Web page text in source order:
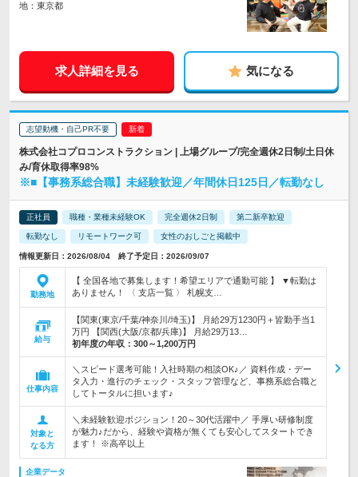
地：東京都
求人詳細を見る 気になる
志望動機・自己PR不要
株式会社コプロコンストラクション | 上場グループ/完全週休2日制/土日休
み/育休取得率98%
※■【事務系総合職】未経験歓迎／年間休日125日／転勤なし
正社員 職種・業種未経験OK 完全週休2日制 第二新卒歓迎
転勤なし リモートワーク可 女性のおしごと掲載中
情報更新日：2026/08/04 終了予定日：2026/09/07
勤務地
【 全国各地で募集します！希望エリアで通勤可能 】 ▼転勤は
ありません！ 〈 支店一覧 〉 札幌支…
給与
【関東(東京/千葉/神奈川/埼玉)】 月給29万1230円＋皆勤手当1
万円 【関西(大阪/京都/兵庫)】 月給29万13…
初年度の年収： 300～1,200万円
仕事内容
＼スピード選考可能！入社時期の相談OK♪／ 資料作成・デー
タ入力・進行のチェック・スタッフ管理など、事務系総合職と
してトータルに担います♪
対象と
なる方
＼未経験歓迎ポジション！20～30代活躍中／ 手厚い研修制度
が魅力♪だから、経験や資格が無くても安心してスタートでき
ます！ ※高卒以上
企業データ